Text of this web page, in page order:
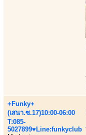
+Funky+
(เสนา.ซ.17)10:00-06:00
T:085-
5027899♥Line:funkyclub